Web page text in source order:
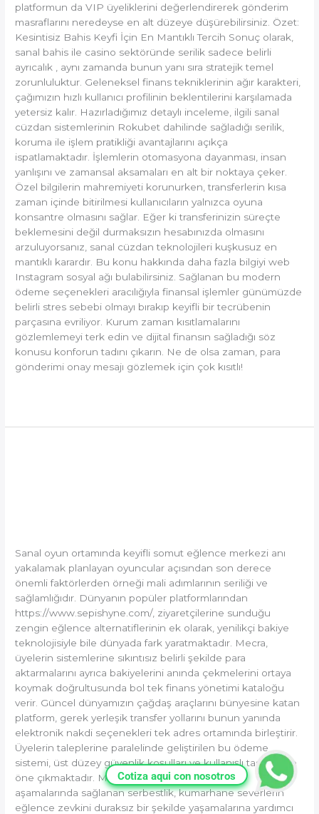
platformun da VIP üyeliklerini değerlendirerek gönderim
masraflarını neredeyse en alt düzeye düşürebilirsiniz. Özet:
Kesintisiz Bahis Keyfi İçin En Mantıklı Tercih Sonuç olarak,
sanal bahis ile casino sektöründe serilik sadece belirli
ayrıcalık , aynı zamanda bunun yanı sıra stratejik temel
zorunluluktur. Geleneksel finans tekniklerinin ağır karakteri,
çağımızın hızlı kullanıcı profilinin beklentilerini karşılamada
yetersiz kalır. Hazırladığımız detaylı inceleme, ilgili sanal
cüzdan sistemlerinin Rokubet dahilinde sağladığı serilik,
koruma ile işlem pratikliği avantajlarını açıkça
ispatlamaktadır. İşlemlerin otomasyona dayanması, insan
yanlışını ve zamansal aksamaları en alt bir noktaya çeker.
Özel bilgilerin mahremiyeti korunurken, transferlerin kısa
zaman içinde bitirilmesi kullanıcıların yalnızca oyuna
konsantre olmasını sağlar. Eğer ki transferinizin süreçte
beklemesini değil durmaksızın hesabınızda olmasını
arzuluyorsanız, sanal cüzdan teknolojileri kuşkusuz en
mantıklı karardır. Bu konu hakkında daha fazla bilgiyi web
Instagram sosyal ağı bulabilirsiniz. Sağlanan bu modern
ödeme seçenekleri aracılığıyla finansal işlemler günümüzde
belirli stres sebebi olmayı bırakıp keyifli bir tecrübenin
parçasına evriliyor. Kurum zaman kısıtlamalarını
gözlemlemeyi terk edin ve dijital finansın sağladığı söz
konusu konforun tadını çıkarın. Ne de olsa zaman, para
gönderimi onay mesajı gözlemek için çok kısıtlı!
Sanal oyun ortamında keyifli somut eğlence merkezi anı
yakalamak planlayan oyuncular açısından son derece
önemli faktörlerden örneği mali adımlarının seriliği ve
sağlamlığıdır. Dünyanın popüler platformlarından
https://www.sepishyne.com/, ziyaretçilerine sunduğu
zengin eğlence alternatiflerinin ek olarak, yenilikçi bakiye
teknolojisiyle bile dünyada fark yaratmaktadır. Mecra,
üyelerin sistemlerine sıkıntısız belirli şekilde para
aktarmalarını ayrıca bakiyelerini anında çekmelerini ortaya
koymak doğrultusunda bol tek finans yönetimi kataloğu
verir. Güncel dünyamızın çağdaş araçlarını bünyesine katan
platform, gerek yerleşik transfer yollarını bunun yanında
elektronik nakdi seçenekleri tek adres ortamında birleştirir.
Üyelerin taleplerine paralelinde geliştirilen bu ödeme
sistemi, üst düzey güvenlik koşulları ve kullanışlı tasarımı ile
öne çıkmaktadır. Mevduat yatırımı ve kar çekimi
aşamalarında sağlanan serbestlik, kumarhane severlerin
eğlence zevkini duraksız bir şekilde yaşamalarına yardımcı
Çekme
Yöntemleri:
Hızlı
ve
Güvenli
Rehber
Cotiza aqui con nosotros